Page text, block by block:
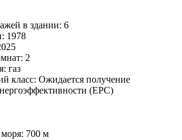
в здании: 6
1978
2
газ
класс: Ожидается получение
(EPC)
700 м